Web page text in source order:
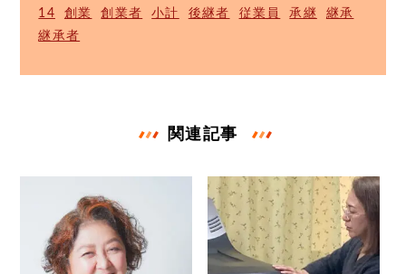
14 創業 創業者 小計 後継者 従業員 承継
継承
継承者
関連記事